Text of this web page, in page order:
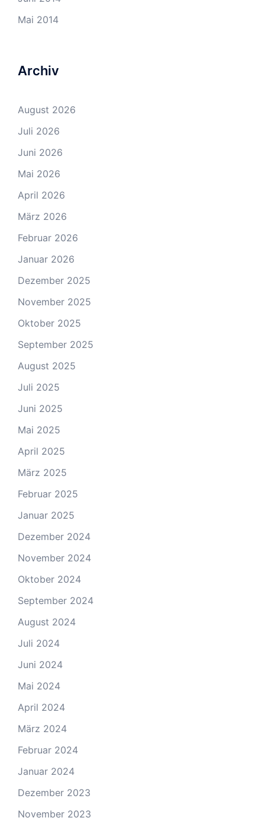
Mai 2014
Archiv
August 2026
Juli 2026
Juni 2026
Mai 2026
April 2026
März 2026
Februar 2026
Januar 2026
Dezember 2025
November 2025
Oktober 2025
September 2025
August 2025
Juli 2025
Juni 2025
Mai 2025
April 2025
März 2025
Februar 2025
Januar 2025
Dezember 2024
November 2024
Oktober 2024
September 2024
August 2024
Juli 2024
Juni 2024
Mai 2024
April 2024
März 2024
Februar 2024
Januar 2024
Dezember 2023
November 2023